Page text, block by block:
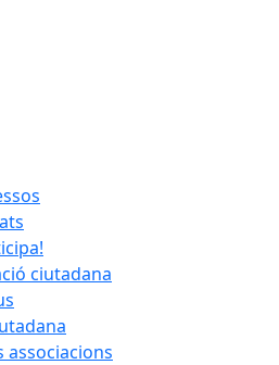
ciutadana
associacions